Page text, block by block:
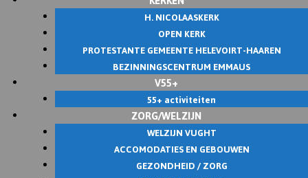
H. NICOLAASKERK
OPEN KERK
PROTESTANTE GEMEENTE HELEVOIRT-HAAREN
BEZINNINGSCENTRUM EMMAUS
V55+
55+ activiteiten
ZORG/WELZIJN
WELZIJN VUGHT
ACCOMODATIES EN GEBOUWEN
GEZONDHEID / ZORG